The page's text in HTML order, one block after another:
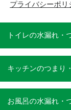
プライバシーポリ
トイレの水漏れ・
キッチンのつまり
お風呂の水漏れ・